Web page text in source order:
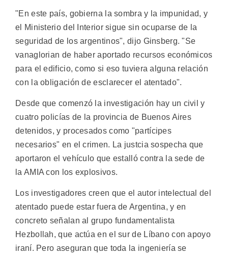
"En este país, gobierna la sombra y la impunidad, y
el Ministerio del Interior sigue sin ocuparse de la
seguridad de los argentinos", dijo Ginsberg. "Se
vanaglorian de haber aportado recursos económicos
para el edificio, como si eso tuviera alguna relación
con la obligación de esclarecer el atentado".
Desde que comenzó la investigación hay un civil y
cuatro policías de la provincia de Buenos Aires
detenidos, y procesados como "partícipes
necesarios" en el crimen. La justcia sospecha que
aportaron el vehículo que estalló contra la sede de
la AMIA con los explosivos.
Los investigadores creen que el autor intelectual del
atentado puede estar fuera de Argentina, y en
concreto señalan al grupo fundamentalista
Hezbollah, que actúa en el sur de Líbano con apoyo
iraní. Pero aseguran que toda la ingeniería se